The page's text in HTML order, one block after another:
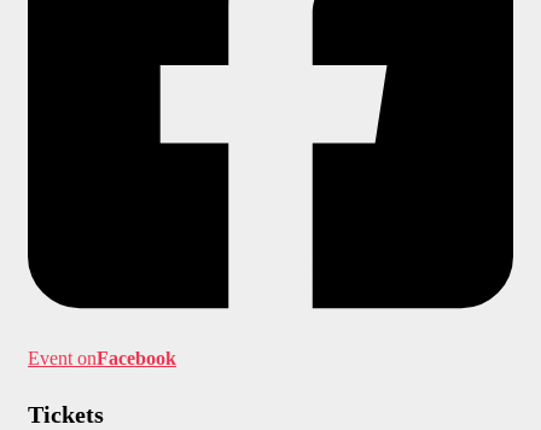
Event onFacebook
Tickets